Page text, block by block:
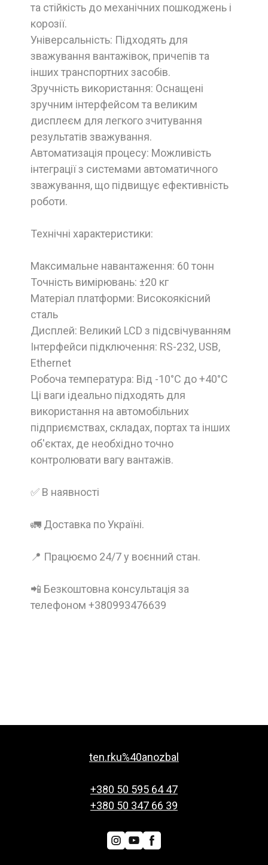
та стійкість до механічних пошкоджень і
корозії.
Універсальність: Підходять для
зважування вантажівок, причепів та
інших транспортних засобів.
Зручність використання: Оснащені
зручним інтерфейсом та великим
дисплеєм для легкого зчитування
результатів зважування.
Автоматизація процесу: Можливість
інтеграції з системами автоматичного
зважування, що підвищує ефективність
роботи.
Технічні характеристики:
Максимальне навантаження: 60 тонн
Точність вимірювань: ±20 кг
Матеріал платформи: Високоякісний
сталь
Дисплей: Великий LCD з підсвічуванням
Інтерфейси підключення: RS-232, USB,
Ethernet
Робоча температура: Від -10°C до +40°C
Ці ваги ідеально підходять для
використання на автомобільних
підприємствах, складах, портах та інших
об'єктах, де необхідно точно
контролювати вагу вантажів.
✅ В наявності
🚛 Доставка по Україні.
📍 Працюємо 24/7 у воєнний стан.
📲 Безкоштовна консультація за
телефоном +380993476639
ten.rku%40anozbal
+380 50 595 64 47
+380 50 347 66 39